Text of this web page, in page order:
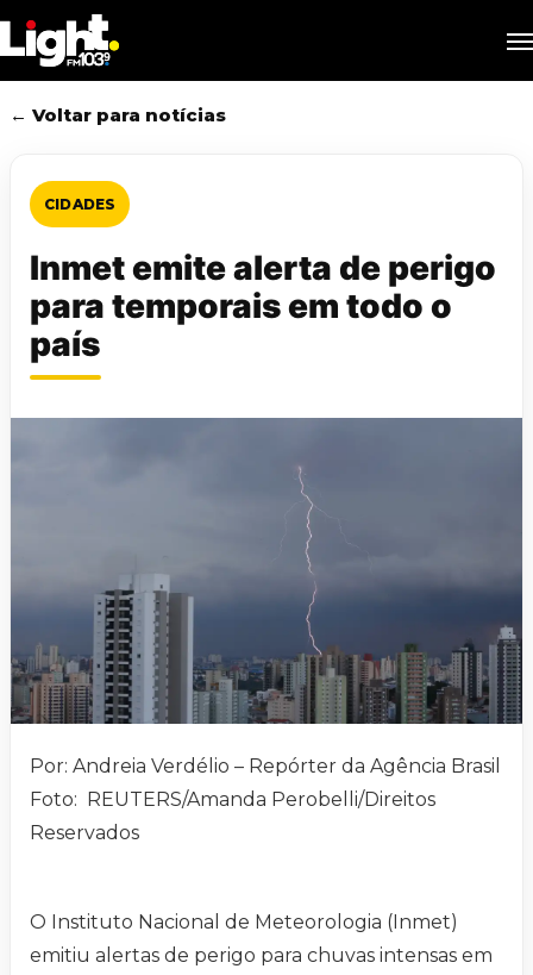
to
main
content
← Voltar para notícias
CIDADES
Inmet emite alerta de perigo
para temporais em todo o
país
Por: Andreia Verdélio – Repórter da Agência Brasil
Foto: REUTERS/Amanda Perobelli/Direitos
Reservados
O Instituto Nacional de Meteorologia (Inmet)
emitiu alertas de perigo para chuvas intensas em